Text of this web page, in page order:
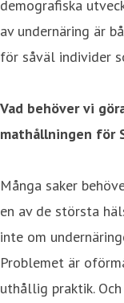
demografiska
av undernäring är
för såväl individer
Vad behöver vi
mathållningen för
Många saker
en av de största
inte om
Problemet är
uthållig praktik.